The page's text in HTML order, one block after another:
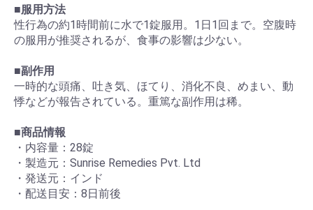
■服用方法
性行為の約1時間前に水で1錠服用。1日1回まで。空腹時
の服用が推奨されるが、食事の影響は少ない。
■副作用
一時的な頭痛、吐き気、ほてり、消化不良、めまい、動
悸などが報告されている。重篤な副作用は稀。
■商品情報
・内容量：28錠
・製造元：Sunrise Remedies Pvt. Ltd
・発送元：インド
・配送目安：8日前後